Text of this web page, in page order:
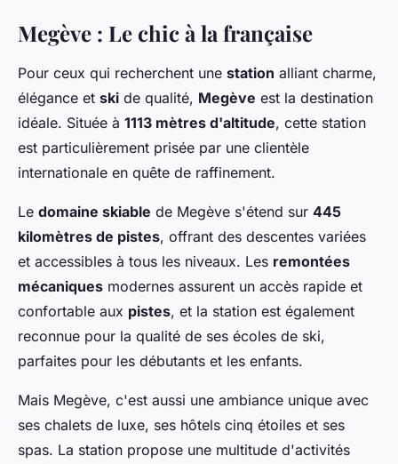
Megève : Le chic à la française
Pour ceux qui recherchent une station alliant charme,
élégance et ski de qualité, Megève est la destination
idéale. Située à 1113 mètres d'altitude, cette station
est particulièrement prisée par une clientèle
internationale en quête de raffinement.
Le domaine skiable de Megève s'étend sur 445
kilomètres de pistes, offrant des descentes variées
et accessibles à tous les niveaux. Les remontées
mécaniques modernes assurent un accès rapide et
confortable aux pistes, et la station est également
reconnue pour la qualité de ses écoles de ski,
parfaites pour les débutants et les enfants.
Mais Megève, c'est aussi une ambiance unique avec
ses chalets de luxe, ses hôtels cinq étoiles et ses
spas. La station propose une multitude d'activités